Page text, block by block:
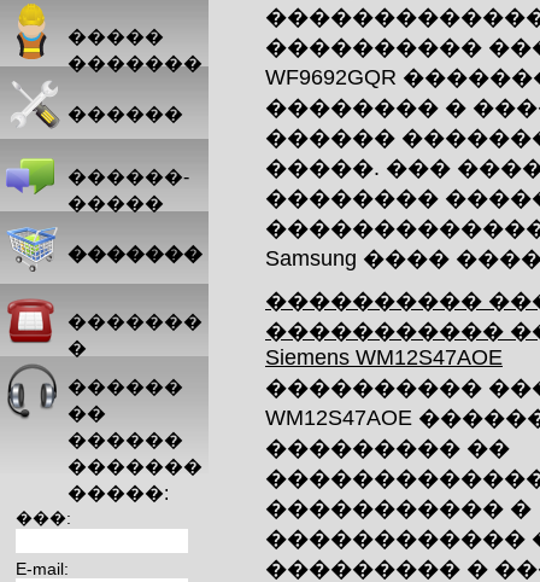
����������
WF9692GQR
�������� �
������
�����. ���
��������
Samsung ����
����������
�����������
Siemens WM12S47AOE
����������
WM12S47AOE
��������� ��
����������� �
������������
��������� �
�����
�������
������
������-
�����
�������
�������
�
������
��
������
�������
�����:
���:
E-mail: